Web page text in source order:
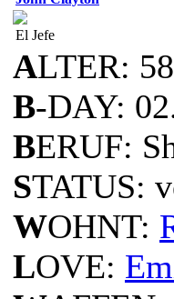
El Jefe
ALTER: 58
B-DAY:
BERUF:
STATUS:
WOHNT:
LOVE: